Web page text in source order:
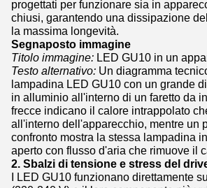
progettati per funzionare sia in
chiusi, garantendo una dissipazione
la massima longevità.
Segnaposto immagine
Titolo immagine: LED GU10 in un
Testo alternativo: Un diagramma
lampadina LED GU10 con un grande
in alluminio all'interno di un faretto da
frecce indicano il calore intrappolato
all'interno dell'apparecchio, mentre un
confronto mostra la stessa lampadina
aperto con flusso d'aria che rimuove il
2. Sbalzi di tensione e stress del
I LED GU10 funzionano direttamente